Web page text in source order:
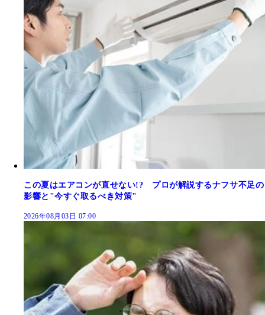
この夏はエアコンが直せない!? プロが解説するナフサ不足の
影響と"今すぐ取るべき対策"
2026年08月03日 07:00